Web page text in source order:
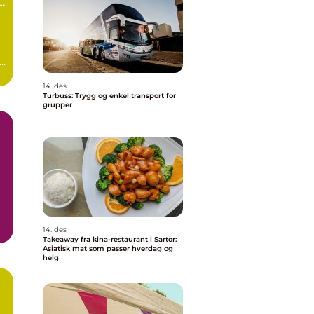
14. des
Turbuss: Trygg og enkel transport for
grupper
14. des
Takeaway fra kina-restaurant i Sartor:
Asiatisk mat som passer hverdag og
helg